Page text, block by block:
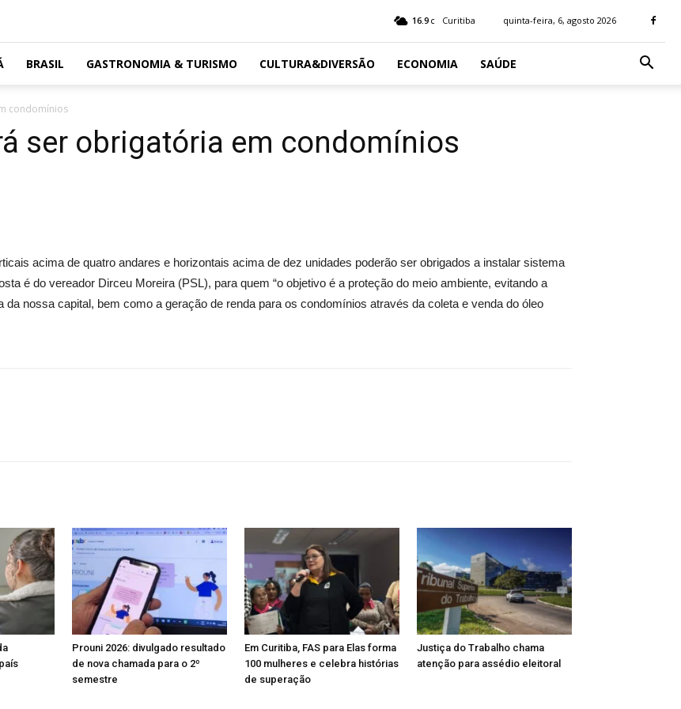
16.9 C Curitiba quinta-feira, 6, agosto 2026
BRASIL GASTRONOMIA & TURISMO CULTURA&DIVERSÃO ECONOMIA SAÚDE
condomínios
ser obrigatória em condomínios
acima de quatro andares e horizontais acima de dez unidades poderão ser obrigados a instalar sistema
é do vereador Dirceu Moreira (PSL), para quem “o objetivo é a proteção do meio ambiente, evitando a
nossa capital, bem como a geração de renda para os condomínios através da coleta e venda do óleo
Prouni 2026: divulgado resultado
de nova chamada para o 2º
semestre
Em Curitiba, FAS para Elas forma
100 mulheres e celebra histórias
de superação
Justiça do Trabalho chama
atenção para assédio eleitoral